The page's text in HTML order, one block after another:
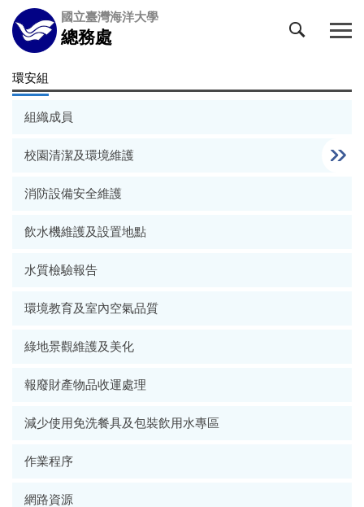
跳
到
主
內
國立臺灣海洋大學
總務處
環安組
組織成員
校園清潔及環境維護
消防設備安全維護
飲水機維護及設置地點
水質檢驗報告
環境教育及室內空氣品質
綠地景觀維護及美化
報廢財產物品收運處理
減少使用免洗餐具及包裝飲用水專區
作業程序
網路資源